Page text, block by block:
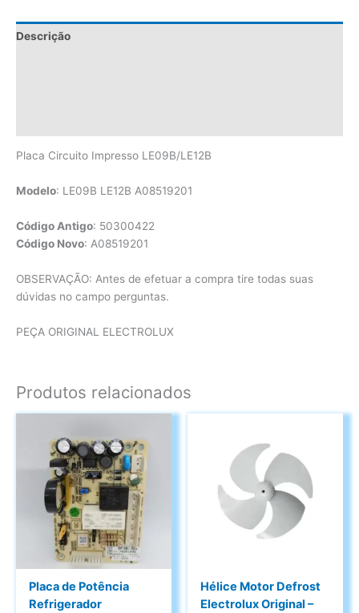
Descrição
Placa Circuito Impresso LE09B/LE12B
Modelo: LE09B LE12B A08519201
Código Antigo: 50300422
Código Novo: A08519201
OBSERVAÇÃO: Antes de efetuar a compra tire todas suas
dúvidas no campo perguntas.
PEÇA ORIGINAL ELECTROLUX
Produtos relacionados
Placa de Potência
Refrigerador
Hélice Motor Defrost
Electrolux Original –